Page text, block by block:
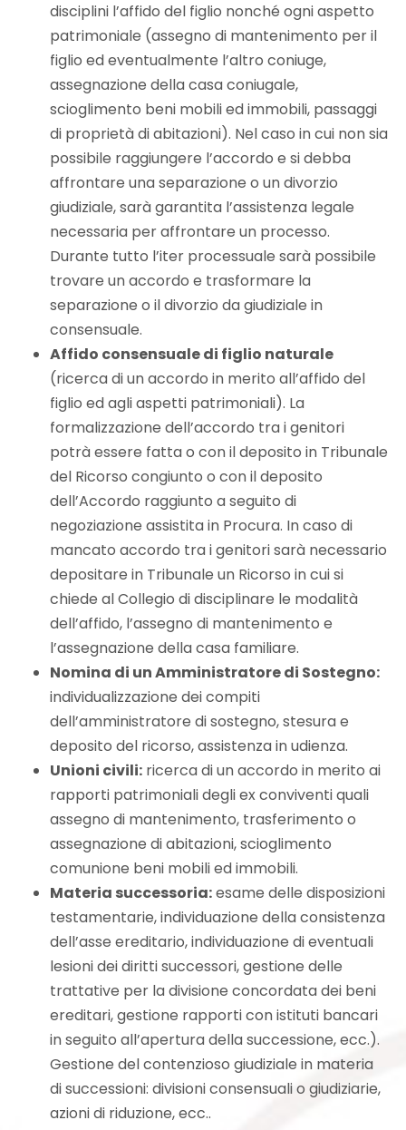
disciplini l’affido del figlio nonché ogni aspetto
patrimoniale (assegno di mantenimento per il
figlio ed eventualmente l’altro coniuge,
assegnazione della casa coniugale,
scioglimento beni mobili ed immobili, passaggi
di proprietà di abitazioni). Nel caso in cui non sia
possibile raggiungere l’accordo e si debba
affrontare una separazione o un divorzio
giudiziale, sarà garantita l’assistenza legale
necessaria per affrontare un processo.
Durante tutto l’iter processuale sarà possibile
trovare un accordo e trasformare la
separazione o il divorzio da giudiziale in
consensuale.
Affido consensuale di figlio naturale
(ricerca di un accordo in merito all’affido del
figlio ed agli aspetti patrimoniali). La
formalizzazione dell’accordo tra i genitori
potrà essere fatta o con il deposito in Tribunale
del Ricorso congiunto o con il deposito
dell’Accordo raggiunto a seguito di
negoziazione assistita in Procura. In caso di
mancato accordo tra i genitori sarà necessario
depositare in Tribunale un Ricorso in cui si
chiede al Collegio di disciplinare le modalità
dell’affido, l’assegno di mantenimento e
l’assegnazione della casa familiare.
Nomina di un Amministratore di Sostegno:
individualizzazione dei compiti
dell’amministratore di sostegno, stesura e
deposito del ricorso, assistenza in udienza.
Unioni civili: ricerca di un accordo in merito ai
rapporti patrimoniali degli ex conviventi quali
assegno di mantenimento, trasferimento o
assegnazione di abitazioni, scioglimento
comunione beni mobili ed immobili.
Materia successoria:esame delle disposizioni
testamentarie, individuazione della consistenza
dell’asse ereditario, individuazione di eventuali
lesioni dei diritti successori, gestione delle
trattative per la divisione concordata dei beni
ereditari, gestione rapporti con istituti bancari
in seguito all’apertura della successione, ecc.).
Gestione del contenzioso giudiziale in materia
di successioni: divisioni consensuali o giudiziarie,
azioni di riduzione, ecc..